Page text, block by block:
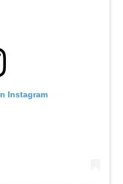
Instagram